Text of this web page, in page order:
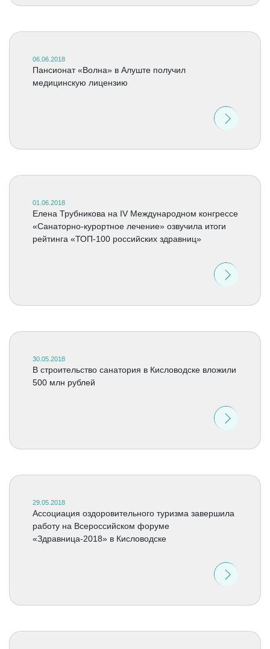
06.06.2018
Пансионат «Волна» в Алуште получил
медицинскую лицензию
01.06.2018
Елена Трубникова на IV Международном конгрессе
«Санаторно-курортное лечение» озвучила итоги
рейтинга «ТОП-100 российских здравниц»
30.05.2018
В строительство санатория в Кисловодске вложили
500 млн рублей
29.05.2018
Ассоциация оздоровительного туризма завершила
работу на Всероссийском форуме
«Здравница-2018» в Кисловодске